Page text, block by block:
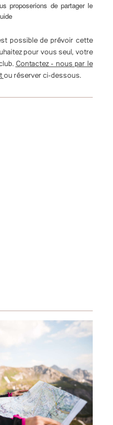
proposerions de partager le
possible de prévoir cette
pour vous seul, votre
Contactez - nous par le
ou réserver ci-dessous.